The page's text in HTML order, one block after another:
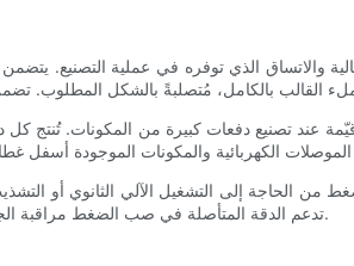
والاتساق الذي توفره في عملية
عند تصنيع دفعات كبيرة من المكونات. تُنتج كل
الحاجة إلى التشغيل الآلي الثانوي أو
تدعم الدقة المتأصلة في صب الضغط مراقبة الجودة فحسب، بل تُحسّن أيضًا رضا العملاء من خلال ضمان استيفاء المنتجات النهائية للمعايير المُحددة مُسبقًا في كل دورة إنتاج.